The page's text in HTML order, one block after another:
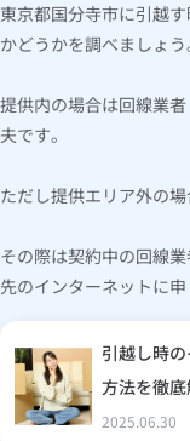
東京都国分寺市に引越
かどうかを調べましょう
提供内の場合は回線業
夫です。
ただし提供エリア外の
その際は契約中の回線
先のインターネットに申
引越し時
方法を徹
2025.06.30